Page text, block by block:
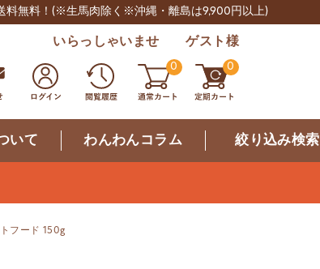
無料！ (※生馬肉除く※沖縄・離島は9,900円以上)
いらっしゃいませ ゲスト様
0 0
いて わんわんコラム 絞り込み検索
フード 150g